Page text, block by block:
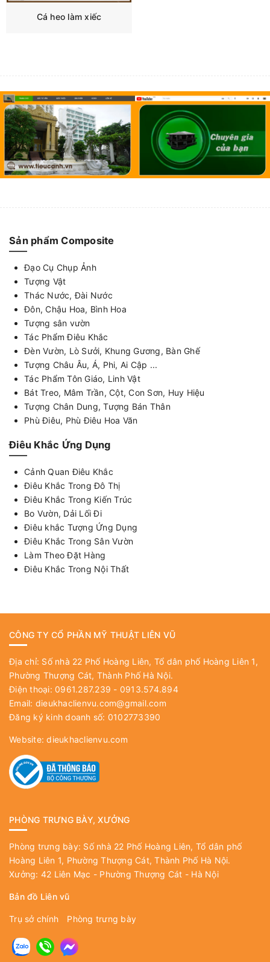
Cá heo làm xiếc
Sản phẩm Composite
Đạo Cụ Chụp Ảnh
Tượng Vật
Thác Nước, Đài Nước
Đôn, Chậu Hoa, Bình Hoa
Tượng sân vườn
Tác Phẩm Điêu Khắc
Đèn Vườn, Lò Sưởi, Khung Gương, Bàn Ghế
Tượng Châu Âu, Á, Phi, Ai Cập ...
Tác Phẩm Tôn Giáo, Linh Vật
Bát Treo, Mâm Trần, Cột, Con Sơn, Huy Hiệu
Tượng Chân Dung, Tượng Bán Thân
Phù Điêu, Phù Điêu Hoa Văn
Điêu Khắc Ứng Dụng
Cảnh Quan Điêu Khắc
Điêu Khắc Trong Đô Thị
Điêu Khắc Trong Kiến Trúc
Bo Vườn, Dải Lối Đi
Điêu khắc Tượng Ứng Dụng
Điêu Khắc Trong Sân Vườn
Làm Theo Đặt Hàng
Điêu Khắc Trong Nội Thất
CÔNG TY CỔ PHẦN MỸ THUẬT LIÊN VŨ
Địa chỉ: Số nhà 22 Phố Hoàng Liên, Tổ dân phố Hoàng Liên 1,
Phường Thượng Cát, Thành Phố Hà Nội.
Điện thoại: 0961.287.239 - 0913.574.894
Email: dieukhaclienvu.com@gmail.com
Đăng ký kinh doanh số: 0102773390
Website:dieukhaclienvu.com
PHÒNG TRƯNG BÀY, XƯỞNG
Phòng trưng bày: Số nhà 22 Phố Hoàng Liên, Tổ dân phố
Hoàng Liên 1, Phường Thượng Cát, Thành Phố Hà Nội.
Xưởng: 42 Liên Mạc - Phường Thượng Cát - Hà Nội
Bản đồ Liên vũ
Trụ sở chính Phòng trưng bày